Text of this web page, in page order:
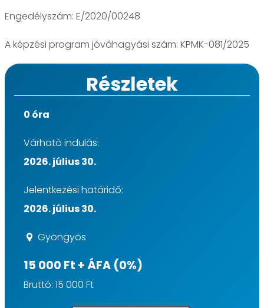
Engedélyszám: E/2020/00248
A képzési program jóváhagyási szám: KPMK-081/2025
Részletek
0 óra
Várható indulás:
2026. július 30.
Jelentkezési határidő:
2026. július 30.
Gyöngyös
15 000 Ft + ÁFA (0%)
Bruttó: 15 000 Ft